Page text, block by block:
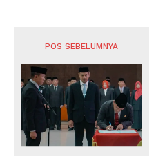
POS SEBELUMNYA